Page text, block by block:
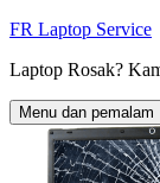
Langkau
kandungan
FR Laptop Service
Laptop Rosak?
Menu dan pemalam